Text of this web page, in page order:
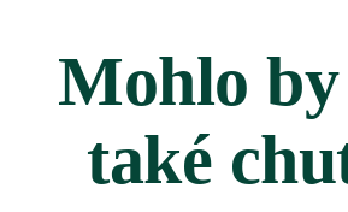
Mohlo
také